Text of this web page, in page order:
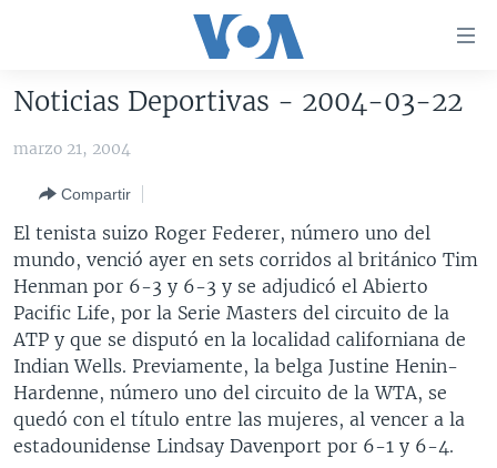
accesibilidad
al
principal
Salte
al
navegador
principal
Salte
búsqueda
AMÉRICA DEL NORTE
EEUU
MÉXICO
HAITÍ
ELECCIONES EEUU 2024
ELECCIONES EEUU
VOTO DIVIDIDO
VOA VERIFICA
VOA VERIFICA UCRANIA/RUSIA
VOA VERIFICA INMIGRACIÓN
VOA VERIFICA AMÉRICA LATINA
AMÉRICA LATINA
ARGENTINA
BOLIVIA
COLOMBIA
CHILE
PERÚ
CHINA EN AMÉRICA LATINA
CENTROAMÉRICA
COSTA RICA
EL SALVADOR
GUATEMALA
OTRAS SECCIONES
INMIGRACIÓN
LIBERTAD DE PRENSA
ESPECIALES DE LA VOA
LIBERTAD DE PRENSA
Noticias Deportivas - 2004-03-22
marzo 21, 2004
Compartir
El tenista suizo Roger Federer, número uno del
mundo, venció ayer en sets corridos al británico Tim
Henman por 6-3 y 6-3 y se adjudicó el Abierto
Pacific Life, por la Serie Masters del circuito de la
ATP y que se disputó en la localidad californiana de
Indian Wells. Previamente, la belga Justine Henin-
Hardenne, número uno del circuito de la WTA, se
quedó con el título entre las mujeres, al vencer a la
estadounidense Lindsay Davenport por 6-1 y 6-4.